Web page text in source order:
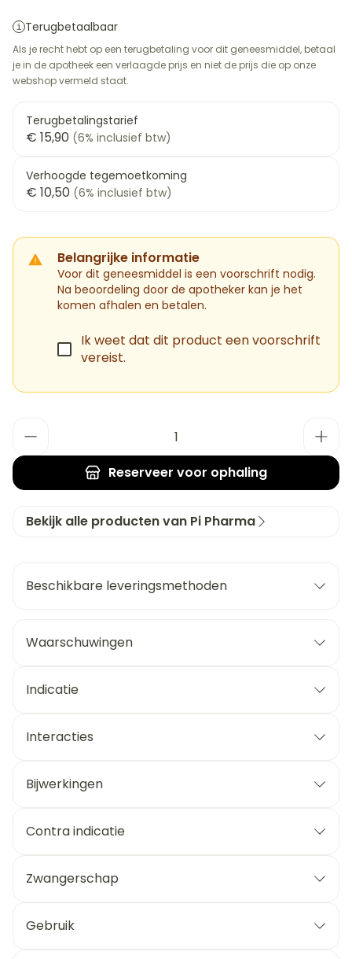
Terugbetaalbaar
Als je recht hebt op een terugbetaling voor dit geneesmiddel, betaal
je in de apotheek een verlaagde prijs en niet de prijs die op onze
webshop vermeld staat.
Terugbetalingstarief
€ 15,90 (6% inclusief btw)
Verhoogde tegemoetkoming
€ 10,50 (6% inclusief btw)
Belangrijke informatie
Voor dit geneesmiddel is een voorschrift nodig.
Na beoordeling door de apotheker kan je het
komen afhalen en betalen.
Ik weet dat dit product een voorschrift
vereist.
Reserveer voor ophaling
Bekijk alle producten van Pi Pharma
Beschikbare leveringsmethoden
Waarschuwingen
Indicatie
Interacties
Bijwerkingen
Contra indicatie
Zwangerschap
Gebruik